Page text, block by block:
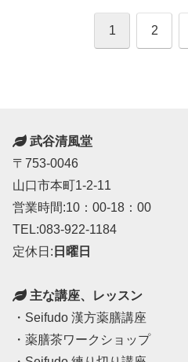
1 2
武谷清風堂
〒753-0046
山口市本町1-2-11
営業時間:10：00-18：00
TEL:083-922-1184
定休日: 日曜日
主な講座、レッスン
・Seifudo 漢方薬膳講座
・薬膳茶ワークショップ